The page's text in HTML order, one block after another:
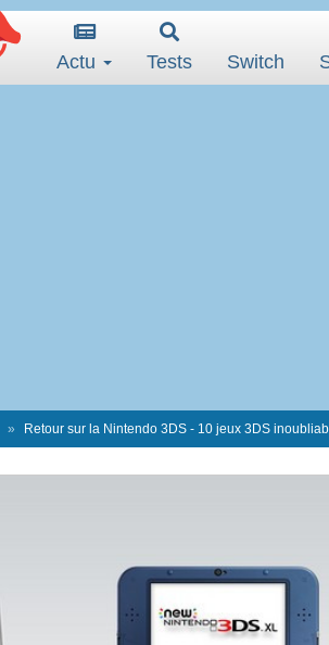
Actu Tests Switch
Retour sur la Nintendo 3DS - 10 jeux 3DS